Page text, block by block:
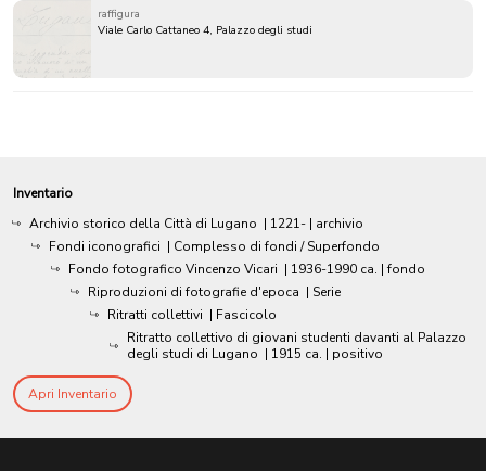
raffigura
Viale Carlo Cattaneo 4, Palazzo degli studi
Inventario
Archivio storico della Città di Lugano | 1221- | archivio
Fondi iconografici | Complesso di fondi / Superfondo
Fondo fotografico Vincenzo Vicari | 1936-1990 ca. | fondo
Riproduzioni di fotografie d'epoca | Serie
Ritratti collettivi | Fascicolo
Ritratto collettivo di giovani studenti davanti al Palazzo
degli studi di Lugano | 1915 ca. | positivo
Apri Inventario